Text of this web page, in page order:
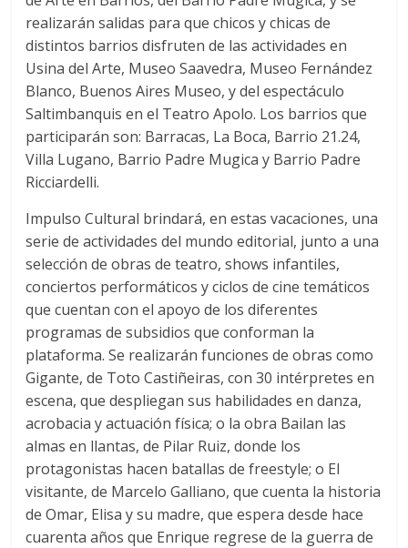
realizarán salidas para que chicos y chicas de
distintos barrios disfruten de las actividades en
Usina del Arte, Museo Saavedra, Museo Fernández
Blanco, Buenos Aires Museo, y del espectáculo
Saltimbanquis en el Teatro Apolo. Los barrios que
participarán son: Barracas, La Boca, Barrio 21.24,
Villa Lugano, Barrio Padre Mugica y Barrio Padre
Ricciardelli.
Impulso Cultural brindará, en estas vacaciones, una
serie de actividades del mundo editorial, junto a una
selección de obras de teatro, shows infantiles,
conciertos performáticos y ciclos de cine temáticos
que cuentan con el apoyo de los diferentes
programas de subsidios que conforman la
plataforma. Se realizarán funciones de obras como
Gigante, de Toto Castiñeiras, con 30 intérpretes en
escena, que despliegan sus habilidades en danza,
acrobacia y actuación física; o la obra Bailan las
almas en llantas, de Pilar Ruiz, donde los
protagonistas hacen batallas de freestyle; o El
visitante, de Marcelo Galliano, que cuenta la historia
de Omar, Elisa y su madre, que espera desde hace
cuarenta años que Enrique regrese de la guerra de